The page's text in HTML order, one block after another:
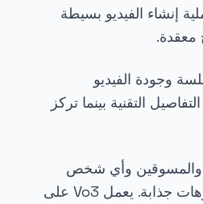
إنشاء الفيديو بسيطة
معقدة.
وجودة الفيديو
الاحترافية. يتولى Vo3 التفاصيل التقنية بينما تركز
والمسوقين وأي شخص
يرغب في إنشاء فيديوهات جذابة. يعمل Vo3 على